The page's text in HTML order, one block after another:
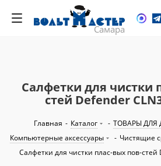
Салфетки для чистки
стей Defender
Главная - Каталог - ТОВАРЫ ДЛЯ
Компьютерные аксессуары
- Чистящие
Салфетки для чистки плас-вых пов-